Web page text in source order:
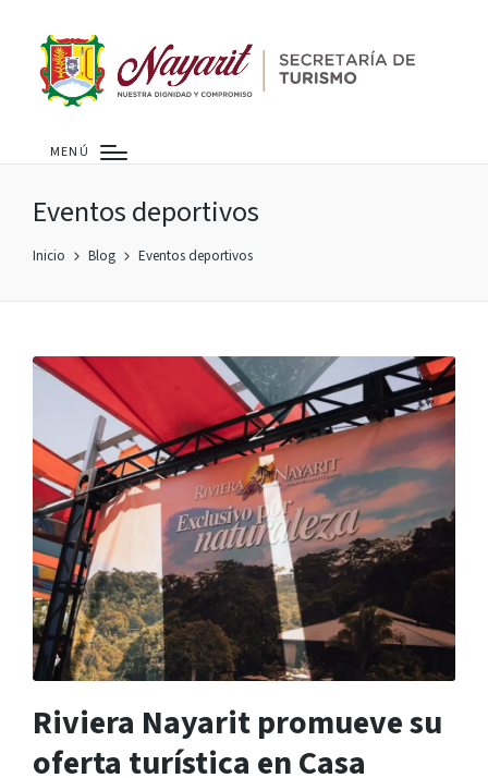
MENÚ
Eventos deportivos
Inicio Blog Eventos deportivos
Riviera Nayarit promueve su
oferta turística en Casa